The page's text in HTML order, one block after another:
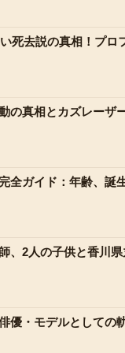
い死去説の真相！プ
の真相とカズレーザ
全ガイド：年齢、
、2人の子供と香川
優・モデルとしての